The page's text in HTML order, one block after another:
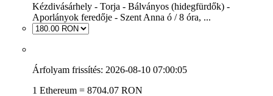
Kézdivásárhely - Torja - Bálványos (hidegfürdők) -
Aporlányok feredője - Szent Anna ó / 8 óra, ...
Árfolyam frissítés: 2026-08-10 07:00:05
1 Ethereum = 8704.07 RON